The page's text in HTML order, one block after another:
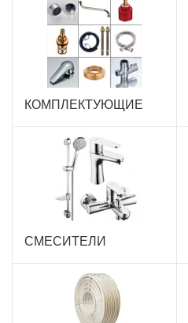
КОМПЛЕКТУЮЩИЕ
СМЕСИТЕЛИ